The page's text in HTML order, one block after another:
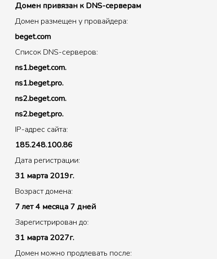
Домен привязан к DNS-серверам
Домен размещен у провайдера:
beget.com
Список DNS-серверов:
ns1.beget.com.
ns1.beget.pro.
ns2.beget.com.
ns2.beget.pro.
IP-адрес сайта:
185.248.100.86
Дата регистрации:
31 марта 2019г.
Возраст домена:
7 лет 4 месяца 7 дней
Зарегистрирован до:
31 марта 2027г.
Домен можно продлевать после: